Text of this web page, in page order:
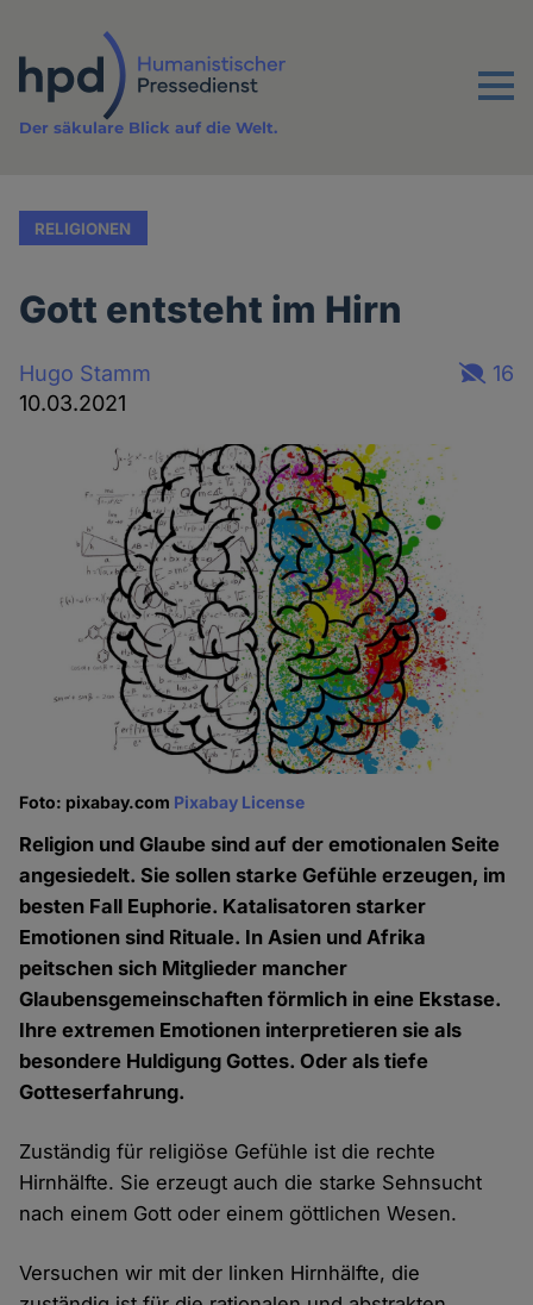
Inhalt
Menu
Der säkulare Blick auf die Welt.
RELIGIONEN
Gott entsteht im Hirn
Hugo Stamm
10.03.2021
16
Foto: pixabay.com Pixabay License
Religion und Glaube sind auf der emotionalen Seite
angesiedelt. Sie sollen starke Gefühle erzeugen, im
besten Fall Euphorie. Katalisatoren starker
Emotionen sind Rituale. In Asien und Afrika
peitschen sich Mitglieder mancher
Glaubensgemeinschaften förmlich in eine Ekstase.
Ihre extremen Emotionen interpretieren sie als
besondere Huldigung Gottes. Oder als tiefe
Gotteserfahrung.
Zuständig für religiöse Gefühle ist die rechte
Hirnhälfte. Sie erzeugt auch die starke Sehnsucht
nach einem Gott oder einem göttlichen Wesen.
Versuchen wir mit der linken Hirnhälfte, die